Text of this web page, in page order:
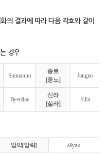
의 결과에 따라 다음 각호와 같이
경우
Sinmunno
종로
[종노]
Jongno
Byeollae
신라
[실라]
Silla
알약[알략] allyak